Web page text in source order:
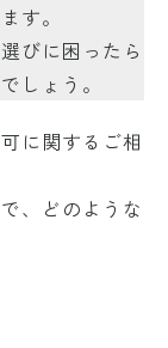
す。
びに困ったら
しょう。
に関するご相
、どのような